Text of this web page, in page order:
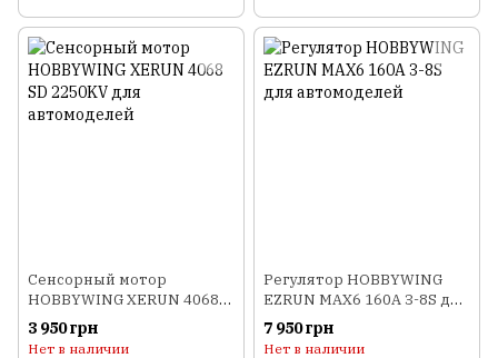
Сенсорный мотор
HOBBYWING XERUN 4068
SD 2250KV для
автомоделей
3 950 грн
Нет в наличии
Регулятор HOBBYWING
EZRUN MAX6 160A 3-8S для
автомоделей
7 950 грн
Нет в наличии